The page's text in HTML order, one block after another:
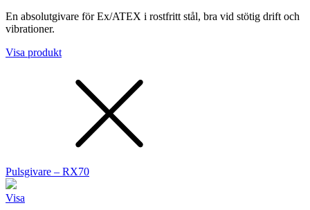
En absolutgivare för Ex/ATEX i rostfritt stål, bra vid stötig drift och
vibrationer.
Visa produkt
Pulsgivare – RX70
Visa